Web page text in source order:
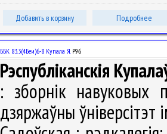
Добавить в корзину Подробнее
ББК 83.3(4Беи)6-8 Купала Я.Р96
Рэспубліканскія
: зборнік навуковых
дзяржаўны